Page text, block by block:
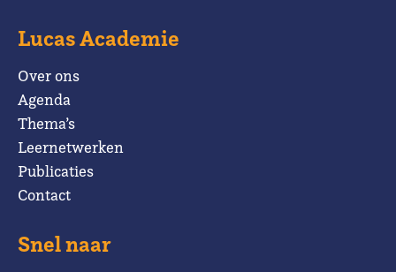
Lucas Academie
Over ons
Agenda
Thema’s
Leernetwerken
Publicaties
Contact
Snel naar